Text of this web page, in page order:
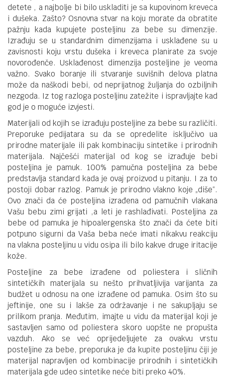
detete , a najbolje bi bilo uskladiti je sa kupovinom kreveca
i dušeka. Zašto? Osnovna stvar na koju morate da obratite
pažnju kada kupujete posteljinu za bebe su dimenzije.
Izrađuju se u standardnim dimenzijama i usklađene su u
zavisnosti koju vrstu dušeka i kreveca planirate za svoje
novorođenče. Usklađenost dimenzija posteljine je veoma
važno. Svako boranje ili stvaranje suvišnih delova platna
može da naškodi bebi, od neprijatnog žuljanja do ozbiljnih
nezgoda. Iz tog razloga posteljinu zatežite i ispravljajte kad
god je o moguće izvjesti.
Materijali od kojih se izrađuju posteljine za bebe su različiti.
Preporuke pedijatara su da se opredelite isključivo ua
prirodne materijale ili pak kombinaciju sintetike i prirodnih
materijala. Najčešći materijal od kog se izrađuje bebi
posteljina je pamuk. 100% pamučna posteljina za bebe
predstavlja standard kada je ovaj proizvod u pitanju. I za to
postoji dobar razlog. Pamuk je prirodno vlakno koje „diše“.
Ovo znači da će posteljina izrađena od pamučnih vlakana
Vašu bebu zimi grijati ,a leti je rashlađivati. Posteljina za
bebe od pamuka je hipoalergenska što znači da ćete biti
potpuno sigurni da Vaša beba neće imati nikakvu reakciju
na vlakna posteljinu u vidu osipa ili bilo kakve druge iritacije
kože.
Posteljine za bebe izrađene od poliestera i sličnih
sintetičkih materijala su nešto prihvatljivija varijanta za
budžet u odnosu na one izrađene od pamuka. Osim što su
jeftinije, one su i lakše za održavanje i ne sakupljaju se
prilikom pranja. Međutim, imajte u vidu da materijal koji je
sastavljen samo od poliestera skoro uopšte ne propušta
vazduh. Ako se već oprijedeljujete za ovakvu vrstu
posteljine za bebe, preporuka je da kupite posteljinu čiji je
materijal napravljen od kombinacije prirodnih i sintetičkih
materijala gde udeo sintetike neće biti preko 40%.